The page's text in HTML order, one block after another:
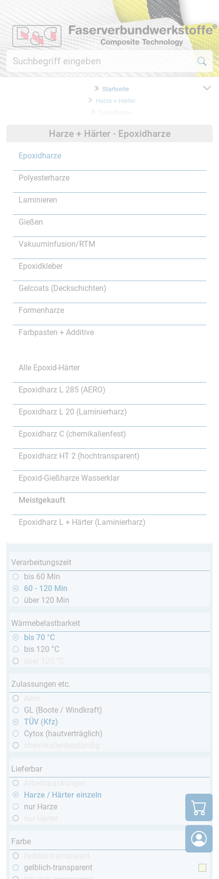
Startseite
Harze + Härter
Epoxidharze
Harze + Härter - Epoxidharze
Epoxidharze
Polyesterharze
Laminieren
Gießen
Vakuuminfusion/RTM
Epoxidkleber
Gelcoats (Deckschichten)
Formenharze
Farbpasten + Additive
Alle Epoxid-Härter
Epoxidharz L 285 (AERO)
Epoxidharz L 20 (Laminierharz)
Epoxidharz C (chemikalienfest)
Epoxidharz HT 2 (hochtransparent)
Epoxid-Gießharze Wasserklar
Meistgekauft
Epoxidharz L + Härter (Laminierharz)
Verarbeitungszeit
bis 60 Min
60 - 120 Min
über 120 Min
Wärmebelastbarkeit
bis 70 °C
bis 120 °C
Zulassungen etc.
GL (Boote / Windkraft)
TÜV (Kfz)
Cytox (hautverträglich)
Lieferbar
Harze / Härter einzeln
nur Harze
Farbe
gelblich-transparent